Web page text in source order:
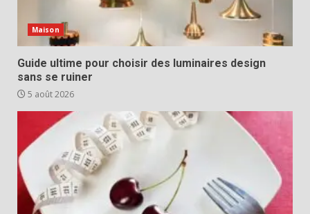
Maison
Guide ultime pour choisir des luminaires design
sans se ruiner
5 août 2026